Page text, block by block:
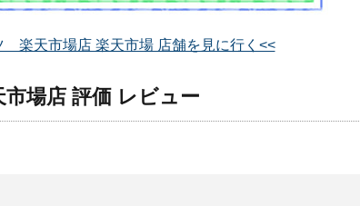
楽天市場店 楽天市場 店舗を見に行く<<
場店 評価 レビュー